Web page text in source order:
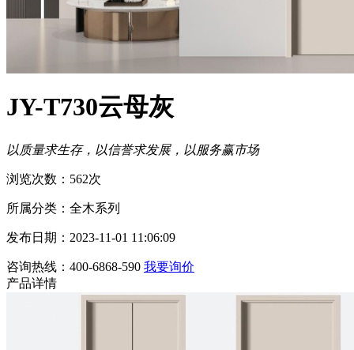
JY-T730云母灰
以质量求生存，以信誉求发展，以服务赢市场
浏览次数：562次
所属分类：全木系列
发布日期：2023-11-01 11:06:09
咨询热线：400-6868-590 我要询价
产品详情